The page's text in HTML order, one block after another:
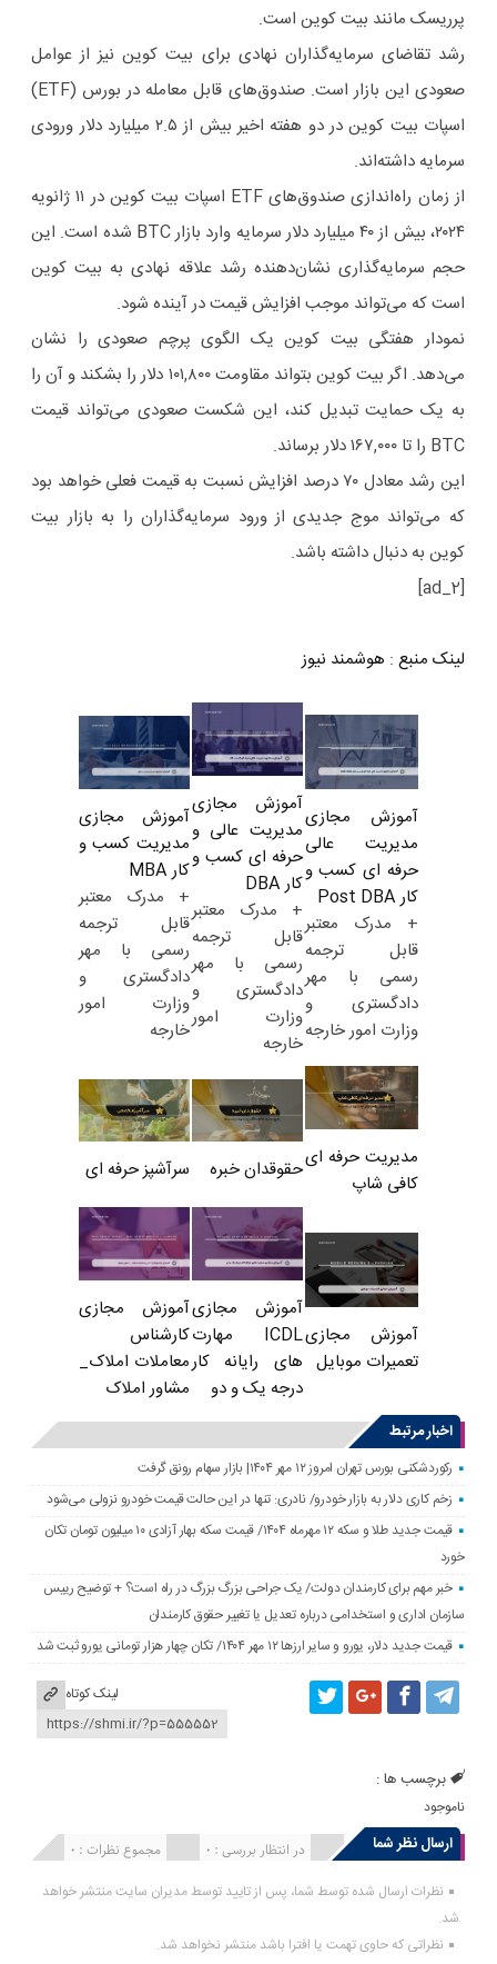
پرریسک مانند بیت ‌کوین است.
رشد تقاضای سرمایه‌گذاران نهادی برای بیت ‌کوین نیز از عوامل
صعودی این بازار است. صندوق‌های قابل معامله در بورس (ETF)
اسپات بیت‌ کوین در دو هفته اخیر بیش از ۲.۵ میلیارد دلار ورودی
سرمایه داشته‌اند.
از زمان راه‌اندازی صندوق‌های ETF اسپات بیت کوین در ۱۱ ژانویه
۲۰۲۴، بیش از ۴۰ میلیارد دلار سرمایه وارد بازار BTC شده است. این
حجم سرمایه‌گذاری نشان‌دهنده رشد علاقه نهادی به بیت کوین
است که می‌تواند موجب افزایش قیمت در آینده شود.
نمودار هفتگی بیت ‌کوین یک الگوی پرچم صعودی را نشان
می‌دهد. اگر بیت کوین بتواند مقاومت ۱۰۱,۸۰۰ دلار را بشکند و آن را
به یک حمایت تبدیل کند، این شکست صعودی می‌تواند قیمت
BTC را تا ۱۶۷,۰۰۰ دلار برساند.
این رشد معادل ۷۰ درصد افزایش نسبت به قیمت فعلی خواهد بود
که می‌تواند موج جدیدی از ورود سرمایه‌گذاران را به بازار بیت
‌کوین به دنبال داشته باشد.
[ad_2]
لینک منبع : هوشمند نیوز
آموزش مجازی
مدیریت عالی
حرفه ای کسب و
کار Post DBA
+ مدرک معتبر
قابل ترجمه
رسمی با مهر
دادگستری و
وزارت امور خارجه
آموزش مجازی
مدیریت عالی و
حرفه ای کسب و
کار DBA
+ مدرک معتبر
قابل ترجمه
رسمی با مهر
دادگستری و
وزارت امور
خارجه
آموزش مجازی
مدیریت کسب و
کار MBA
+ مدرک معتبر
قابل ترجمه
رسمی با مهر
دادگستری و
وزارت امور
خارجه
مدیریت حرفه ای
کافی شاپ
حقوقدان خبره سرآشپز حرفه ای
آموزش مجازی
تعمیرات موبایل
آموزش مجازی
ICDL مهارت
های رایانه کار
درجه یک و دو
آموزش مجازی
کارشناس
معاملات املاک_
مشاور املاک
اخبار مرتبط
رکوردشکنی بورس تهران امروز ۱۲ مهر ۱۴۰۴| بازار سهام رونق گرفت
زخم کاری دلار به بازار خودرو/ نادری: تنها در این حالت قیمت خودرو نزولی می‌شود
قیمت جدید طلا و سکه ۱۲ مهرماه ۱۴۰۴/ قیمت سکه بهار آزادی ۱۰ میلیون تومان تکان
خورد
خبر مهم برای کارمندان دولت/ یک جراحی بزرگ بزرگ در راه است؟ + توضیح رییس
سازمان اداری و استخدامی درباره تعدیل یا تغییر حقوق کارمندان
قیمت جدید دلار، یورو و سایر ارزها ۱۲ مهر ۱۴۰۴/ تکان چهار هزار تومانی یورو ثبت شد
لینک کوتاه
برچسب ها :
ناموجود
ارسال نظر شما مجموع نظرات : 0 در انتظار بررسی : 0 انتشار یافته : 0
نظرات ارسال شده توسط شما، پس از تایید توسط مدیران سایت منتشر خواهد
شد.
نظراتی که حاوی تهمت یا افترا باشد منتشر نخواهد شد.